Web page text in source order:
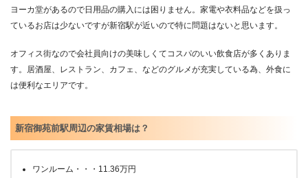
ヨーカ堂があるので日用品の購入には困りません。家電や衣料品などを扱っ
ているお店は少ないですが新宿駅が近いので特に問題はないと思います。
オフィス街なので会社員向けの美味しくてコスパのいい飲食店が多くありま
す。居酒屋、レストラン、カフェ、などのグルメが充実している為、外食に
は便利なエリアです。
新宿御苑前駅周辺の家賃相場は？
ワンルーム・・・11.36万円